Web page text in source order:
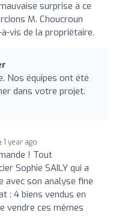
surprise à ce
M. Choucroun
vis de la propriétaire.
Nos équipes ont été
dans votre projet.
1 year ago
! Tout
Sophie SAILY qui a
avec son analyse fine
: 4 biens vendus en
vendre ces mêmes